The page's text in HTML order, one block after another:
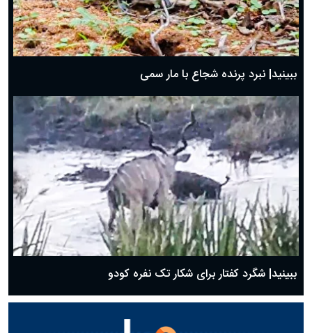
ببینید| نبرد پرنده شجاع با مار سمی
ببینید| شگرد کفتار برای شکار تک نفره کودو